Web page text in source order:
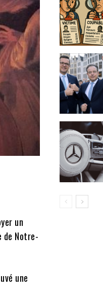
un
de Notre-
une